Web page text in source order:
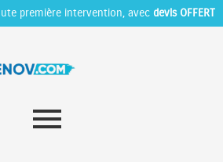
première intervention, avec devis OFFERT